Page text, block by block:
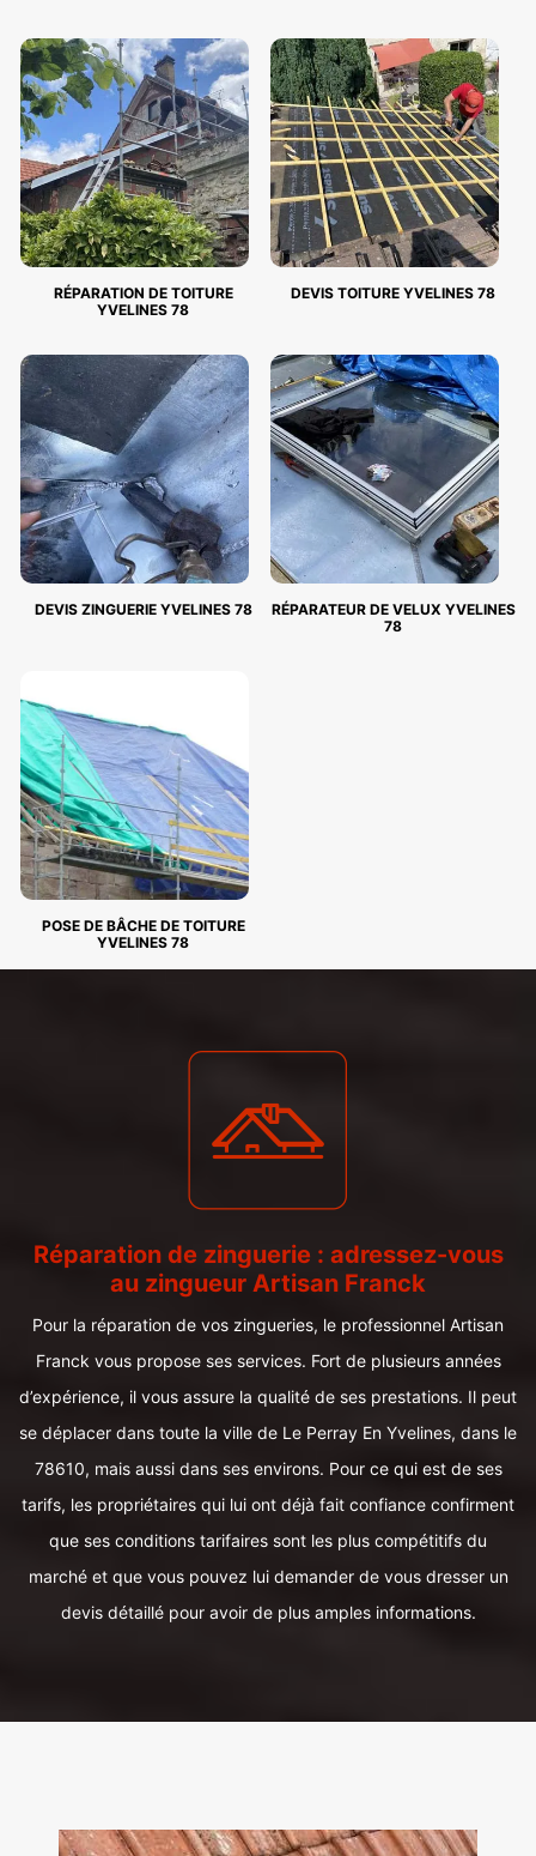
RÉPARATION DE TOITURE
YVELINES 78
DEVIS TOITURE YVELINES 78
DEVIS ZINGUERIE YVELINES 78
RÉPARATEUR DE VELUX YVELINES
78
POSE DE BÂCHE DE TOITURE
YVELINES 78
Réparation de zinguerie : adressez-vous
au zingueur Artisan Franck
Pour la réparation de vos zingueries, le professionnel Artisan
Franck vous propose ses services. Fort de plusieurs années
d’expérience, il vous assure la qualité de ses prestations. Il peut
se déplacer dans toute la ville de Le Perray En Yvelines, dans le
78610, mais aussi dans ses environs. Pour ce qui est de ses
tarifs, les propriétaires qui lui ont déjà fait confiance confirment
que ses conditions tarifaires sont les plus compétitifs du
marché et que vous pouvez lui demander de vous dresser un
devis détaillé pour avoir de plus amples informations.